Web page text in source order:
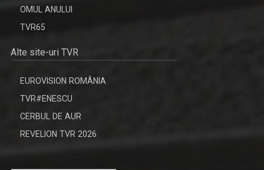
OMUL ANULUI
TVR65
Alte site-uri TVR
EUROVISION ROMÂNIA
TVR#ENESCU
CERBUL DE AUR
REVELION TVR 2026